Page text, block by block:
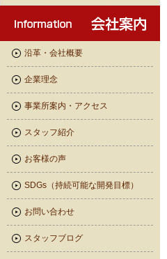
沿革・会社概要
企業理念
事業所案内・アクセス
スタッフ紹介
お客様の声
SDGs（持続可能な開発目標）
お問い合わせ
スタッフブログ